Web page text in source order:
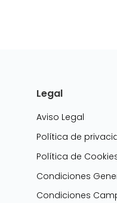
Legal
Aviso Legal
Política de
Política de
Condiciones
Condiciones